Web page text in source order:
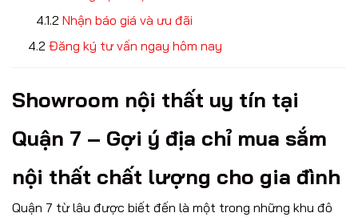
Nhận báo giá và ưu đãi
Đăng ký tư vấn ngay hôm nay
Showroom nội thất uy tín tại
Quận 7 – Gợi ý địa chỉ mua sắm
nội thất chất lượng cho gia đình
Quận 7 từ lâu được biết đến là một trong những khu đô